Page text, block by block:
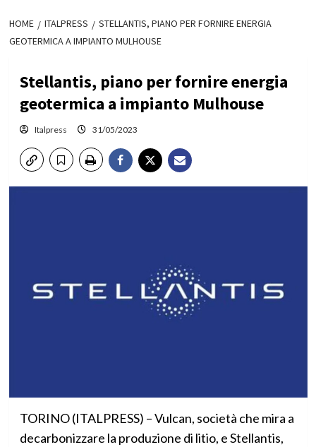
HOME ITALPRESS
STELLANTIS, PIANO PER FORNIRE ENERGIA
GEOTERMICA A IMPIANTO MULHOUSE
Stellantis, piano per fornire energia
geotermica a impianto Mulhouse
Italpress 31/05/2023
TORINO (ITALPRESS) – Vulcan, società che mira a
decarbonizzare la produzione di litio, e Stellantis,